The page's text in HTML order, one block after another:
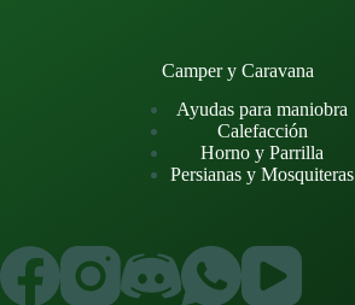
Camper y Caravana
Ayudas para maniobra
Calefacción
Horno y Parrilla
Persianas y Mosquiteras